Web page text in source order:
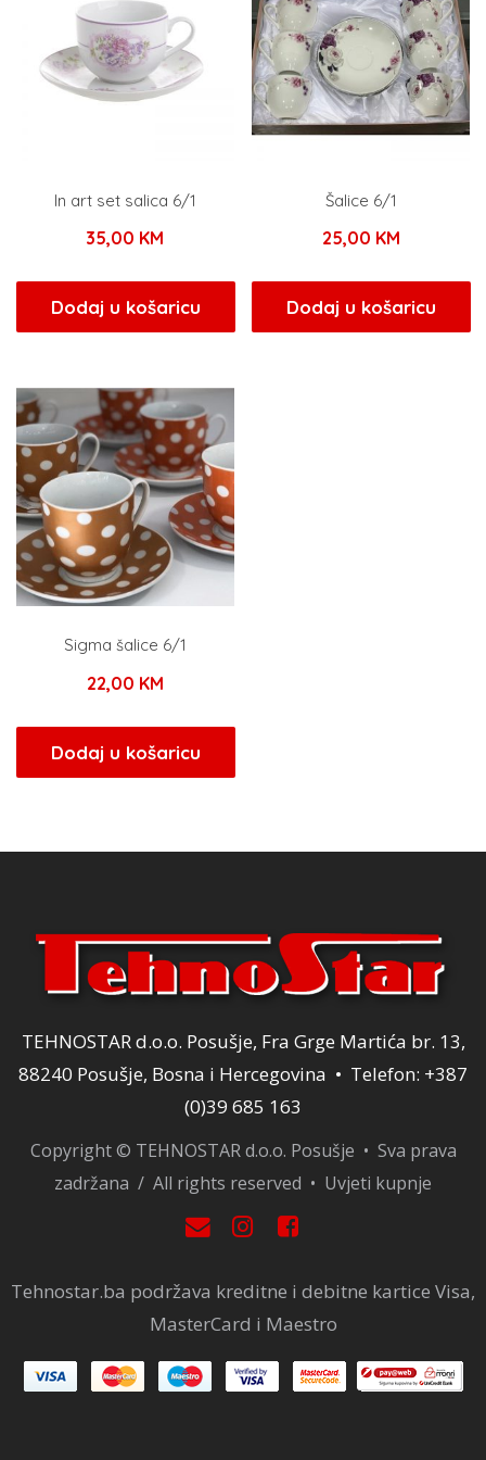
In art set salica 6/1
35,00 KM
Dodaj u košaricu
Šalice 6/1
25,00 KM
Dodaj u košaricu
Sigma šalice 6/1
22,00 KM
Dodaj u košaricu
TEHNOSTAR d.o.o. Posušje, Fra Grge Martića br. 13,
88240 Posušje, Bosna i Hercegovina • Telefon: +387
(0)39 685 163
Copyright © TEHNOSTAR d.o.o. Posušje • Sva prava
zadržana / All rights reserved • Uvjeti kupnje
Tehnostar.ba podržava kreditne i debitne kartice Visa,
MasterCard i Maestro